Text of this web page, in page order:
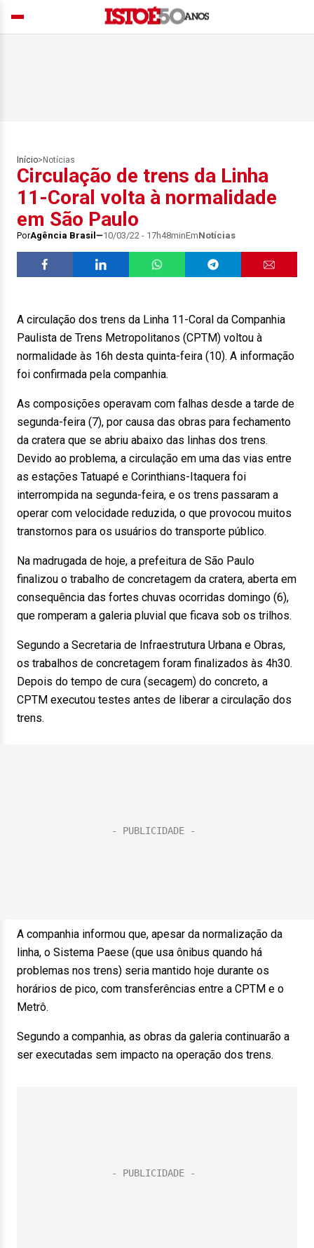
Início> Notícias
Circulação de trens da Linha
11-Coral volta à normalidade
em São Paulo
PorAgência Brasil 10/03/22 - 17h48minEmNotícias
A circulação dos trens da Linha 11-Coral da Companhia
Paulista de Trens Metropolitanos (CPTM) voltou à
normalidade às 16h desta quinta-feira (10). A informação
foi confirmada pela companhia.
As composições operavam com falhas desde a tarde de
segunda-feira (7), por causa das obras para fechamento
da cratera que se abriu abaixo das linhas dos trens.
Devido ao problema, a circulação em uma das vias entre
as estações Tatuapé e Corinthians-Itaquera foi
interrompida na segunda-feira, e os trens passaram a
operar com velocidade reduzida, o que provocou muitos
transtornos para os usuários do transporte público.
Na madrugada de hoje, a prefeitura de São Paulo
finalizou o trabalho de concretagem da cratera, aberta em
consequência das fortes chuvas ocorridas domingo (6),
que romperam a galeria pluvial que ficava sob os trilhos.
Segundo a Secretaria de Infraestrutura Urbana e Obras,
os trabalhos de concretagem foram finalizados às 4h30.
Depois do tempo de cura (secagem) do concreto, a
CPTM executou testes antes de liberar a circulação dos
trens.
A companhia informou que, apesar da normalização da
linha, o Sistema Paese (que usa ônibus quando há
problemas nos trens) seria mantido hoje durante os
horários de pico, com transferências entre a CPTM e o
Metrô.
Segundo a companhia, as obras da galeria continuarão a
ser executadas sem impacto na operação dos trens.